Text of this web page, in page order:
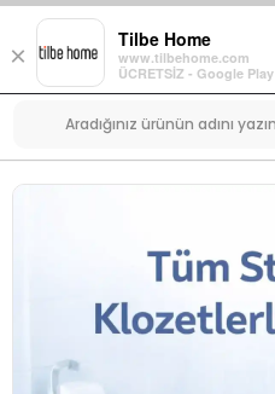
×
Tilbe Home
www.tilbehome.com
ÜCRETSİZ - Google Play
Menü